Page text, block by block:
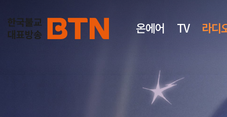
온에어 TV 라디